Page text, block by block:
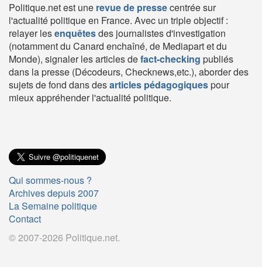
Politique.net est une revue de pressecentrée sur
l'actualité politique en France. Avec un triple objectif :
relayer lesenquêtesdes journalistes d'investigation
(notamment du Canard enchaîné, de Mediapart et du
Monde), signaler les articles defact-checking publiés
dans la presse (Décodeurs, Checknews,etc.), aborder des
sujets de fond dans desarticles pédagogiquespour
mieux appréhender l'actualité politique.
Qui sommes-nous ?
Archives depuis 2007
La Semaine politique
Contact
© 2007-2026 Politique.net.